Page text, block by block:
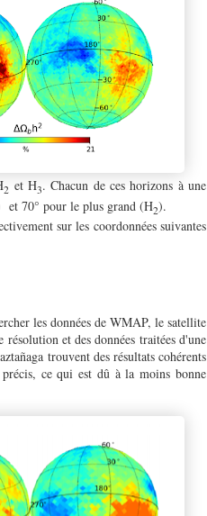
2 et H3. Chacun de ces horizons à une
et 70° pour le plus grand (H2).
sur les coordonnées suivantes
les données de WMAP, le satellite
et des données traitées d'une
trouvent des résultats cohérents
ce qui est dû à la moins bonne